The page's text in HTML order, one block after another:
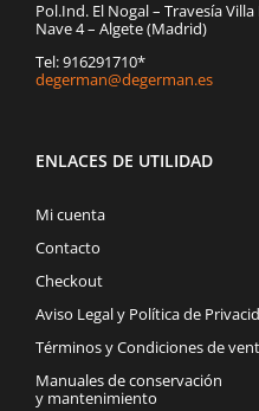
Pol.Ind. El Nogal – Travesía
Nave 4 – Algete (Madrid)
Tel: 916291710*
degerman@degerman.es
ENLACES DE UTILIDAD
Mi cuenta
Contacto
Checkout
Aviso Legal y Política de
Términos y Condiciones de
Manuales de conservación
y mantenimiento